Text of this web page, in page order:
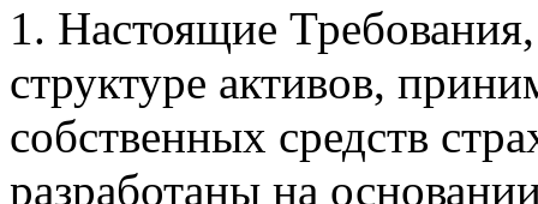
1. Настоящие
структуре активов,
собственных средств
разработаны на